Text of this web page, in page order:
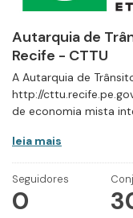
Autarquia de
Recife - CTTU
A Autarquia de
http://
de economia mista
leia mais
Seguidores
0